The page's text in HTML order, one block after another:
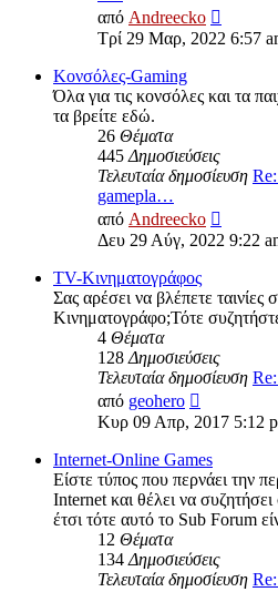
από Andreecko
της
Τρί 29 Μαρ, 2022 6:57
Kονσόλες-Gaming
Όλα για τις κονσόλες και τα
τα βρείτε εδώ.
26 Θέματα
445 Δημοσιεύσεις
Τελευταία δημοσίευση
gamepla…
από Andreecko
της
Δευ 29 Αύγ, 2022 9:22
TV-Κινηματογράφος
Σας αρέσει να βλέπετε ταινίες
Κινηματογράφο;Τότε
4 Θέματα
128 Δημοσιεύσεις
Τελευταία δημοσίευση
από geohero
της
τελευταίας
Κυρ 09 Απρ, 2017 5:12
Internet-Online Games
Είστε τύπος που περνάει την
Internet και θέλει να συζητήσει
έτσι τότε αυτό το Sub Forum
12 Θέματα
134 Δημοσιεύσεις
Τελευταία δημοσίευση